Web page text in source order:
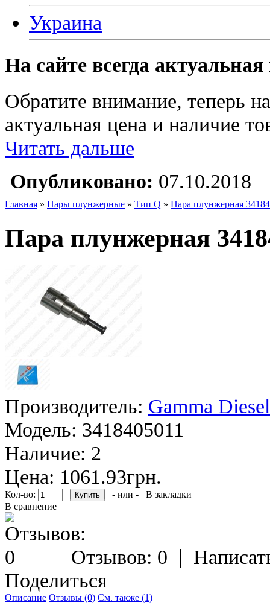
Украина
На сайте всегда
Обратите внимание, теперь
актуальная цена и наличие
Читать дальше
Опубликовано: 07.10.2018
Главная » Пары плунжерные » Тип Q » Пара плунжерная
Пара плунжерная
Производитель: Gamma Diesel
Модель: 3418405011
Наличие: 2
Цена: 1061.93грн.
Кол-во: - или -
В закладки
В сравнение
Отзывов: 0 |
Поделиться
Описание Отзывы (0) См. также (1)